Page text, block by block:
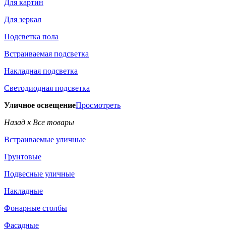
Для картин
Для зеркал
Подсветка пола
Встраиваемая подсветка
Накладная подсветка
Светодиодная подсветка
Уличное освещениеПросмотреть
Назад к Все товары
Встраиваемые уличные
Грунтовые
Подвесные уличные
Накладные
Фонарные столбы
Фасадные